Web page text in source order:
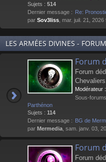
Sujets : 514
Dernier message : Re:
par Sov3liss , mar. juil. 21,
LES ARMÉES DIVINES -
Forum
Forum
Chevaliers.
Modérateur :
Sous-
Parthénon
Sujets : 114
Dernier message : BG de
par Mermedia , sam. janv. 03,
Forum
Forum